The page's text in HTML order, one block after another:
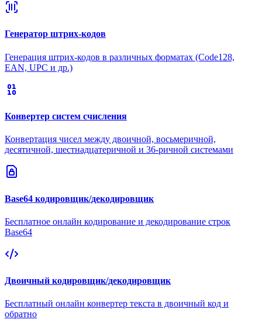
Генератор штрих-кодов
Генерация штрих-кодов в различных форматах (Code128,
EAN, UPC и др.)
Конвертер систем счисления
Конвертация чисел между двоичной, восьмеричной,
десятичной, шестнадцатеричной и 36-ричной системами
Base64 кодировщик/декодировщик
Бесплатное онлайн кодирование и декодирование строк
Base64
Двоичный кодировщик/декодировщик
Бесплатный онлайн конвертер текста в двоичный код и
обратно